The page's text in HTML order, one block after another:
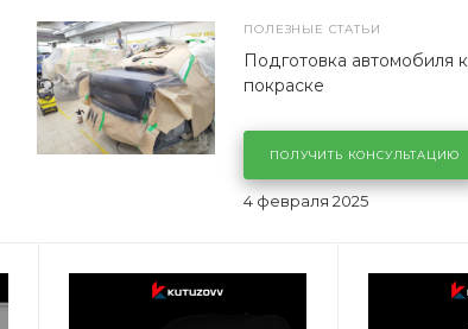
ПОЛЕЗНЫЕ СТАТЬИ
4 февраля 2025
Подготовка автомобиля к
покраске
ПОЛУЧИТЬ КОНСУЛЬТАЦИЮ